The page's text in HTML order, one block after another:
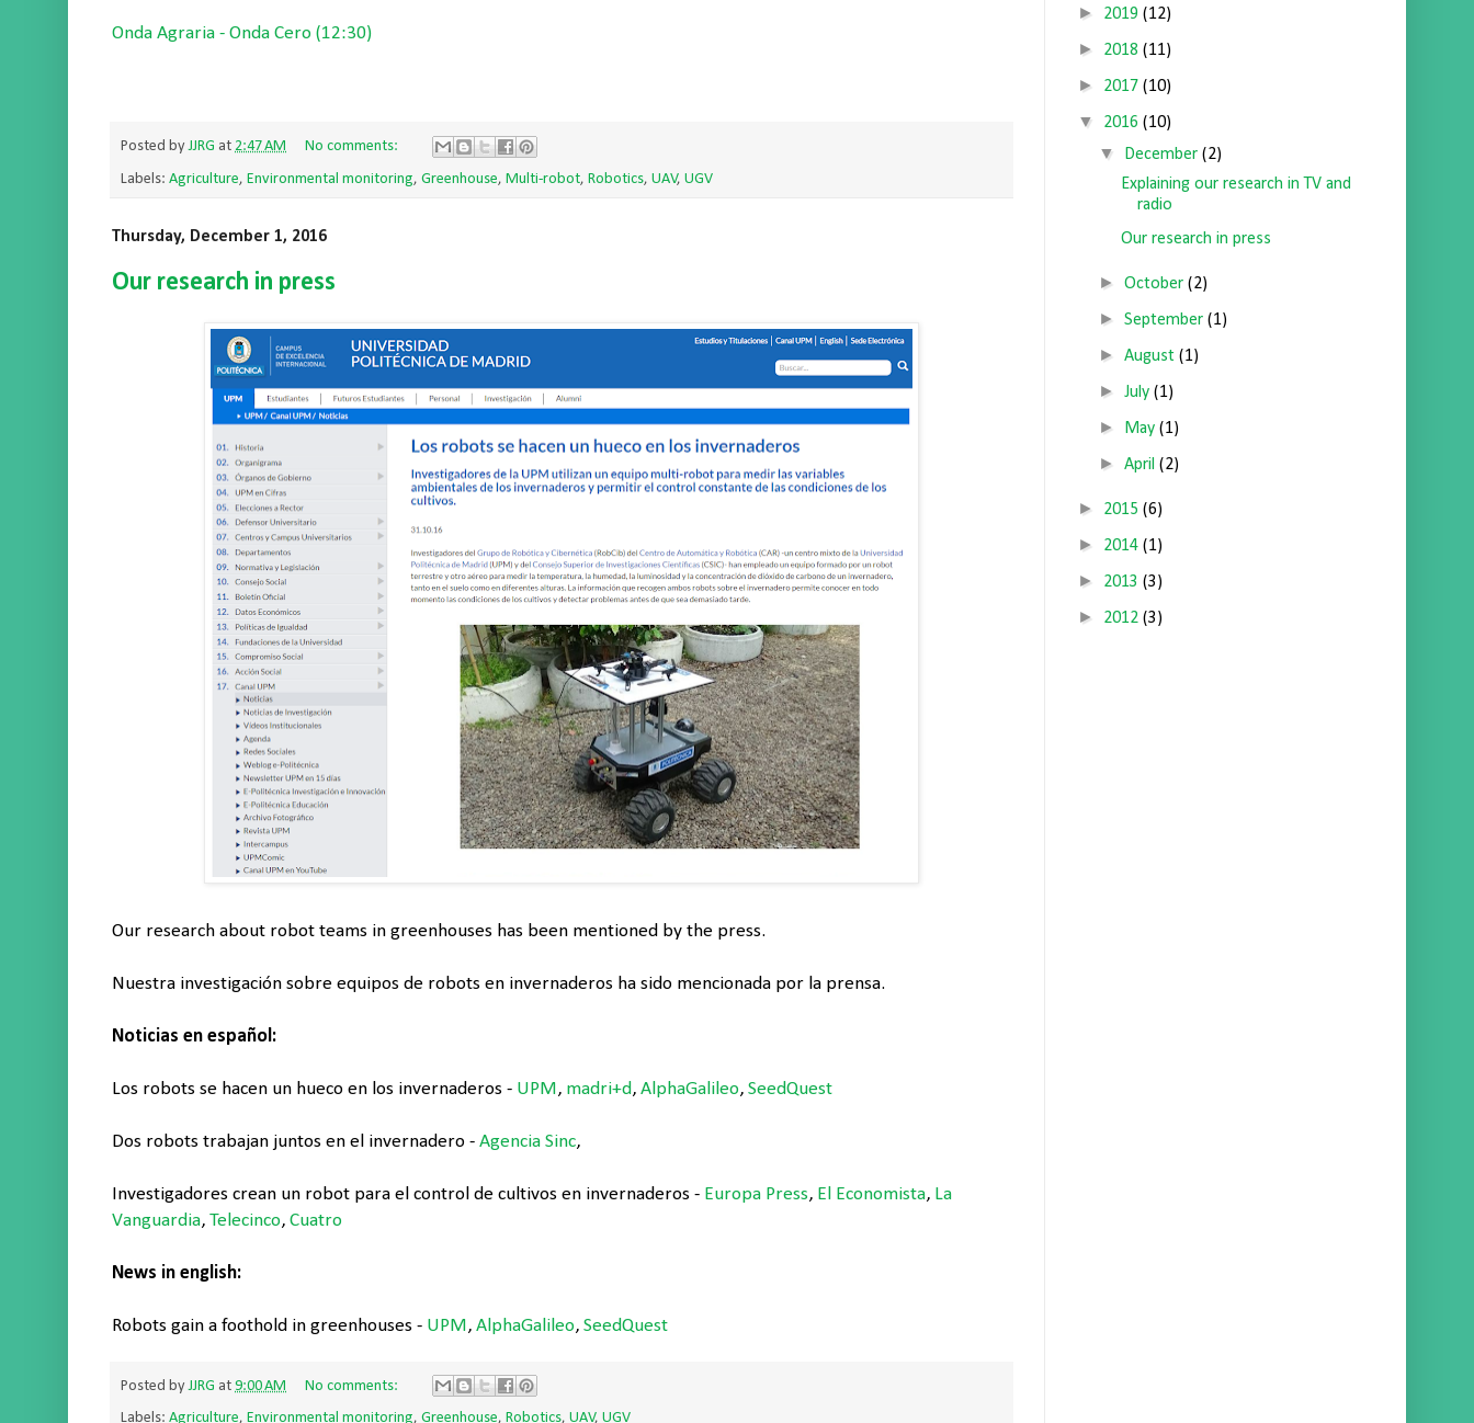
Onda Agraria - Onda Cero (12:30)
Posted byJJRG at 2:47 AM
No comments:
Labels: Agriculture, Environmental monitoring, Greenhouse, Multi-robot, Robotics, UAV, UGV
Thursday, December 1, 2016
Our research in press
Our research about robot teams in greenhouses has been mentioned by the press.
Nuestra investigación sobre equipos de robots en invernaderos ha sido mencionada por la prensa.
Noticias en español:
Los robots se hacen un hueco en los invernaderos - UPM , madri+d , AlphaGalileo, SeedQuest
Dos robots trabajan juntos en el invernadero - Agencia Sinc,
Investigadores crean un robot para el control de cultivos en invernaderos - Europa Press, El Economista, La
Vanguardia, Telecinco, Cuatro
News in english:
Robots gain a foothold in greenhouses - UPM , AlphaGalileo, SeedQuest
Posted byJJRG at 9:00 AM
No comments:
Labels: Agriculture, Environmental monitoring, Greenhouse, Robotics, UAV, UGV
► 2019 (12)
► 2018 (11)
► 2017 (10)
▼ 2016 (10)
▼ December(2)
Explaining our research in TV and
radio
Our research in press
►October(2)
►September(1)
►August(1)
►July(1)
► May(1)
►April(2)
► 2015 (6)
► 2014 (1)
► 2013 (3)
► 2012 (3)